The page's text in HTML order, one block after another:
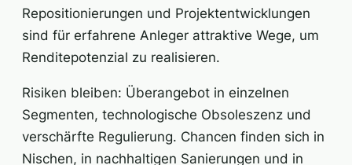
Repositionierungen und Projektentwicklungen
sind für erfahrene Anleger attraktive Wege, um
Renditepotenzial zu realisieren.
Risiken bleiben: Überangebot in einzelnen
Segmenten, technologische Obsoleszenz und
verschärfte Regulierung. Chancen finden sich in
Nischen, in nachhaltigen Sanierungen und in